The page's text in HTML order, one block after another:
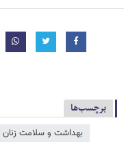
برچسب‌ها
بهداشت و سلامت زنان